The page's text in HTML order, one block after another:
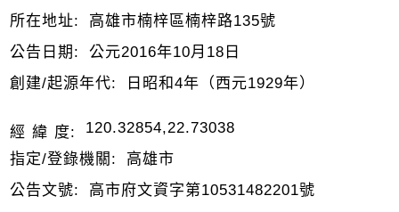
所在地址:
高雄市楠梓區楠梓路135號
公告日期:
公元2016年10月18日
創建/起源年代:
日昭和4年（西元1929年）
經 緯 度:
120.32854,22.73038
指定/登錄機關:
高雄市
公告文號:
高市府文資字第10531482201號